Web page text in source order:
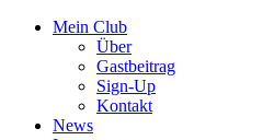
Mein Club
Über
Gastbeitrag
Sign-Up
Kontakt
News